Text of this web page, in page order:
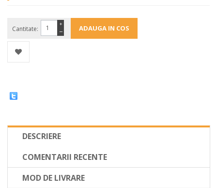
Cantitate: −
+
DESCRIERE
COMENTARII RECENTE
MOD DE LIVRARE